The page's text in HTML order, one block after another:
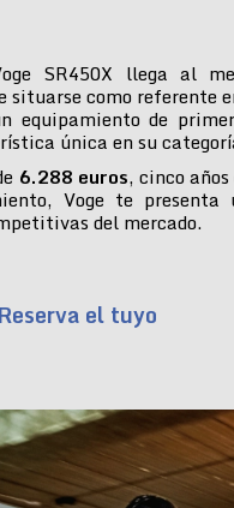
SR450X llega al
situarse como referente
equipamiento de
única en su
6.288 euros, cinco
Voge te
del mercado.
el tuyo